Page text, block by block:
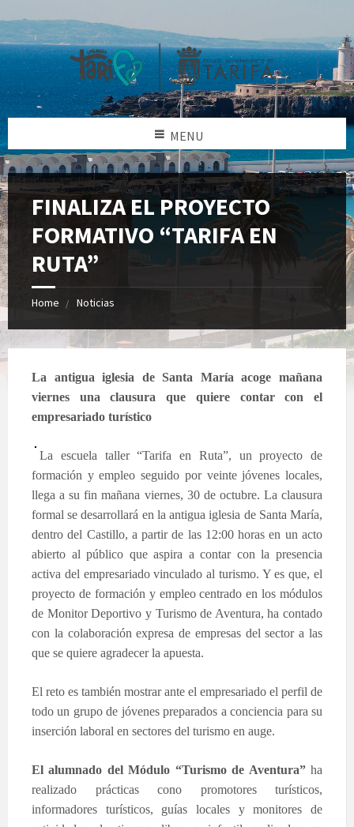
MENU
FINALIZA EL PROYECTO
FORMATIVO “TARIFA EN
RUTA”
Home Noticias
La antigua iglesia de Santa María acoge mañana
viernes una clausura que quiere contar con el
empresariado turístico
La escuela taller “Tarifa en Ruta”, un proyecto de
formación y empleo seguido por veinte jóvenes locales,
llega a su fin mañana viernes, 30 de octubre. La clausura
formal se desarrollará en la antigua iglesia de Santa María,
dentro del Castillo, a partir de las 12:00 horas en un acto
abierto al público que aspira a contar con la presencia
activa del empresariado vinculado al turismo. Y es que, el
proyecto de formación y empleo centrado en los módulos
de Monitor Deportivo y Turismo de Aventura, ha contado
con la colaboración expresa de empresas del sector a las
que se quiere agradecer la apuesta.
El reto es también mostrar ante el empresariado el perfil de
todo un grupo de jóvenes preparados a conciencia para su
inserción laboral en sectores del turismo en auge.
El alumnado del Módulo “Turismo de Aventura”ha
realizado prácticas cono promotores turísticos,
informadores turísticos, guías locales y monitores de